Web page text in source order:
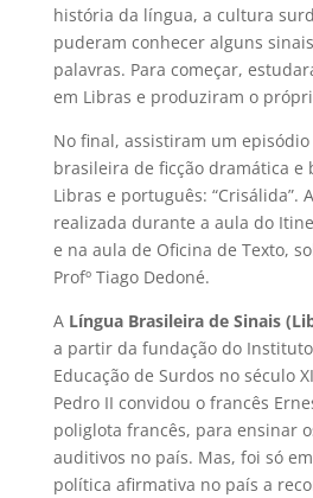
história da língua, a cultura
puderam conhecer alguns
palavras. Para começar,
em Libras e produziram o
No final, assistiram um
brasileira de ficção dramática e
Libras e português: “Crisálida”.
realizada durante a aula do
e na aula de Oficina de Texto,
Profº Tiago Dedoné.
A Língua Brasileira de Sinais
a partir da fundação do
Educação de Surdos no século
Pedro II convidou o francês
poliglota francês, para ensinar
auditivos no país. Mas, foi só
política afirmativa no país a